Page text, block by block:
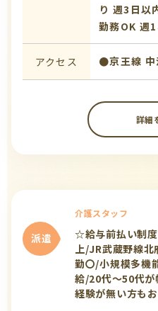
り 週3日以
勤務OK 週
アクセス ●京王線
詳細
派遣
介護スタッフ
☆給与前払い制
上/JR武蔵野線
勤〇/小規模多機
給/20代～50代
経験が無い方も